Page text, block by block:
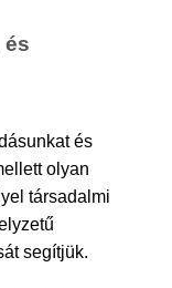
és
és
olyan
társadalmi
segítjük.